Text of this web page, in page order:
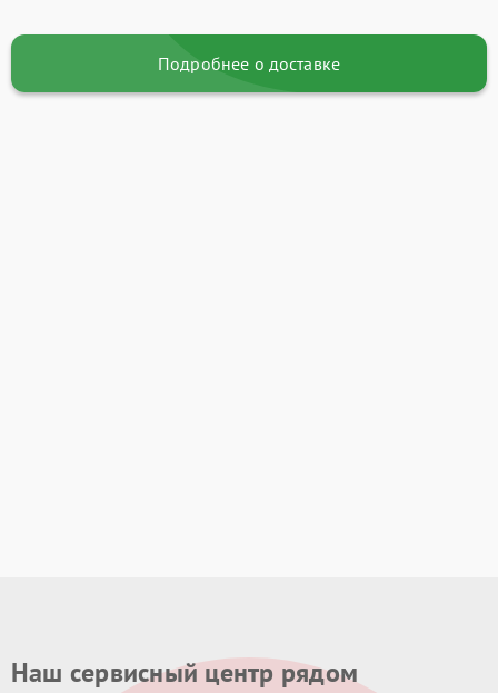
Подробнее о доставке
Наш сервисный центр рядом